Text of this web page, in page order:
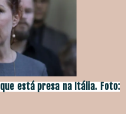
presa na Itália. Foto: